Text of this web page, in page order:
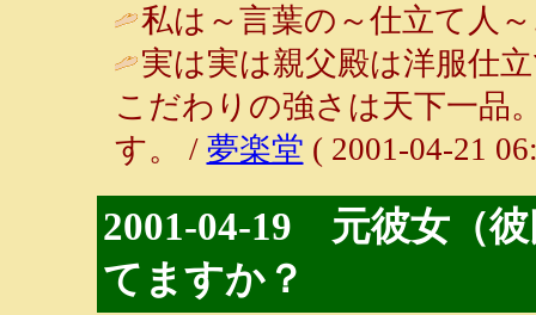
私は～言葉の～仕立て
実は実は親父殿は洋服仕
こだわりの強さは天下一品
す。 / 夢楽堂 ( 2001-04-21
2001-04-19 元彼女（
てますか？